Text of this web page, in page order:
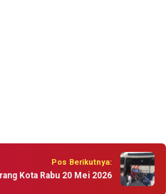
Pos Berikutnya:
Kota Rabu 20 Mei 2026